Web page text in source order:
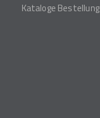
Kataloge Bestellung